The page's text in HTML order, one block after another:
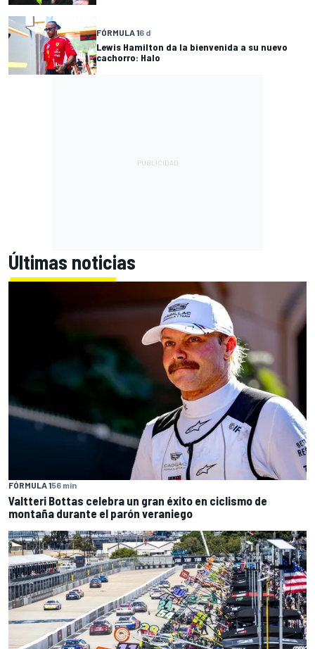
FÓRMULA 16 d
Lewis Hamilton da la bienvenida a su nuevo
cachorro: Halo
Últimas noticias
FÓRMULA 156 min
Valtteri Bottas celebra un gran éxito en ciclismo de
montaña durante el parón veraniego